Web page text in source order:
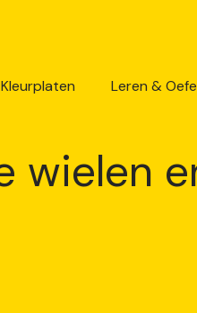
Kleurplaten Leren &
wielen